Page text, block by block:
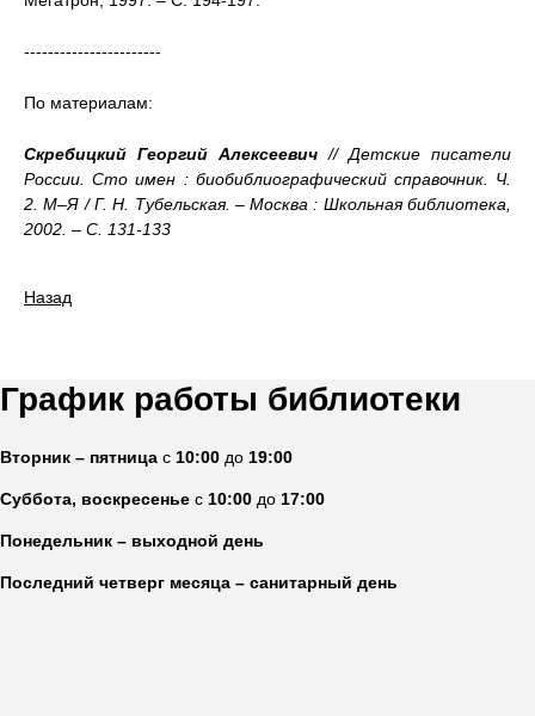
-----------------------
По материалам:
Скребицкий Георгий Алексеевич // Детские писатели
России. Сто имен : биобиблиографический справочник. Ч.
2. М–Я / Г. Н. Тубельская. – Москва : Школьная библиотека,
2002. – С. 131-133
Назад
График работы библиотеки
Вторник – пятница с 10:00 до 19:00
Суббота, воскресенье с 10:00 до 17:00
Понедельник – выходной день
Последний четверг месяца – санитарный день